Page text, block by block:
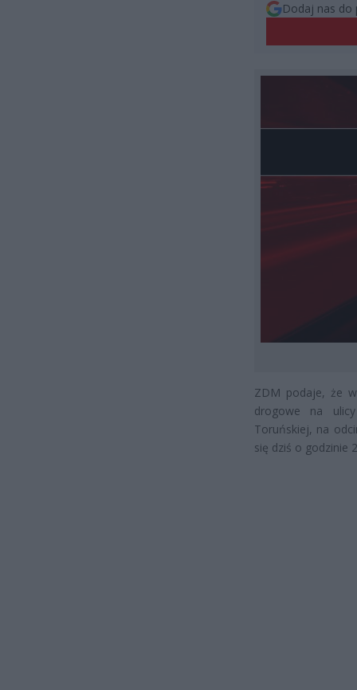
Dodaj nas do
ZDM podaje, że
drogowe na
Toruńskiej, na
się dziś o godzinie